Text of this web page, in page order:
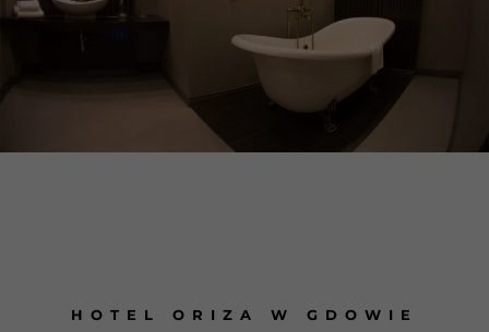
HOTEL ORIZA W GDOWIE